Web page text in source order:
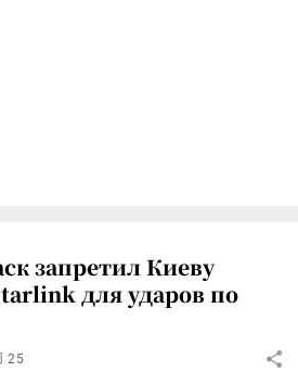
запретил Киеву
для ударов по
25